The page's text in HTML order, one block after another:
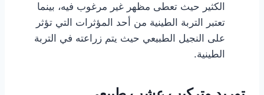
الكثير حيث تعطى مظهر غير مرغوب فيه، بينما
تعتبر التربة الطينية من أحد المؤثرات التي تؤثر
على النجيل الطبيعي حيث يتم زراعته في التربة
الطينية.